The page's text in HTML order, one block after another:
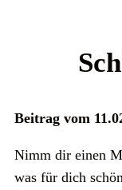
Beitrag vom
Nimm dir einen
was für dich